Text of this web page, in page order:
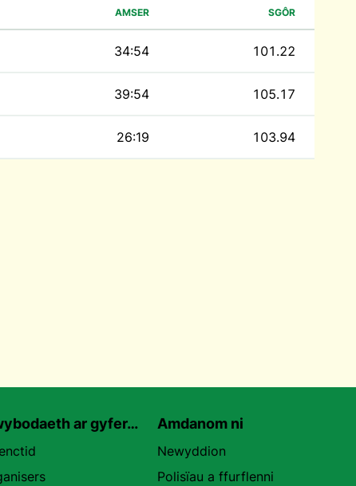
AMSER SGÔR
34:54 101.22
39:54 105.17
26:19 103.94
ar gyfer… Amdanom ni
Newyddion
Polisïau a ffurflenni